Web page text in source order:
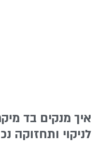
איך מנקים בד
לניקוי ותחזוקה